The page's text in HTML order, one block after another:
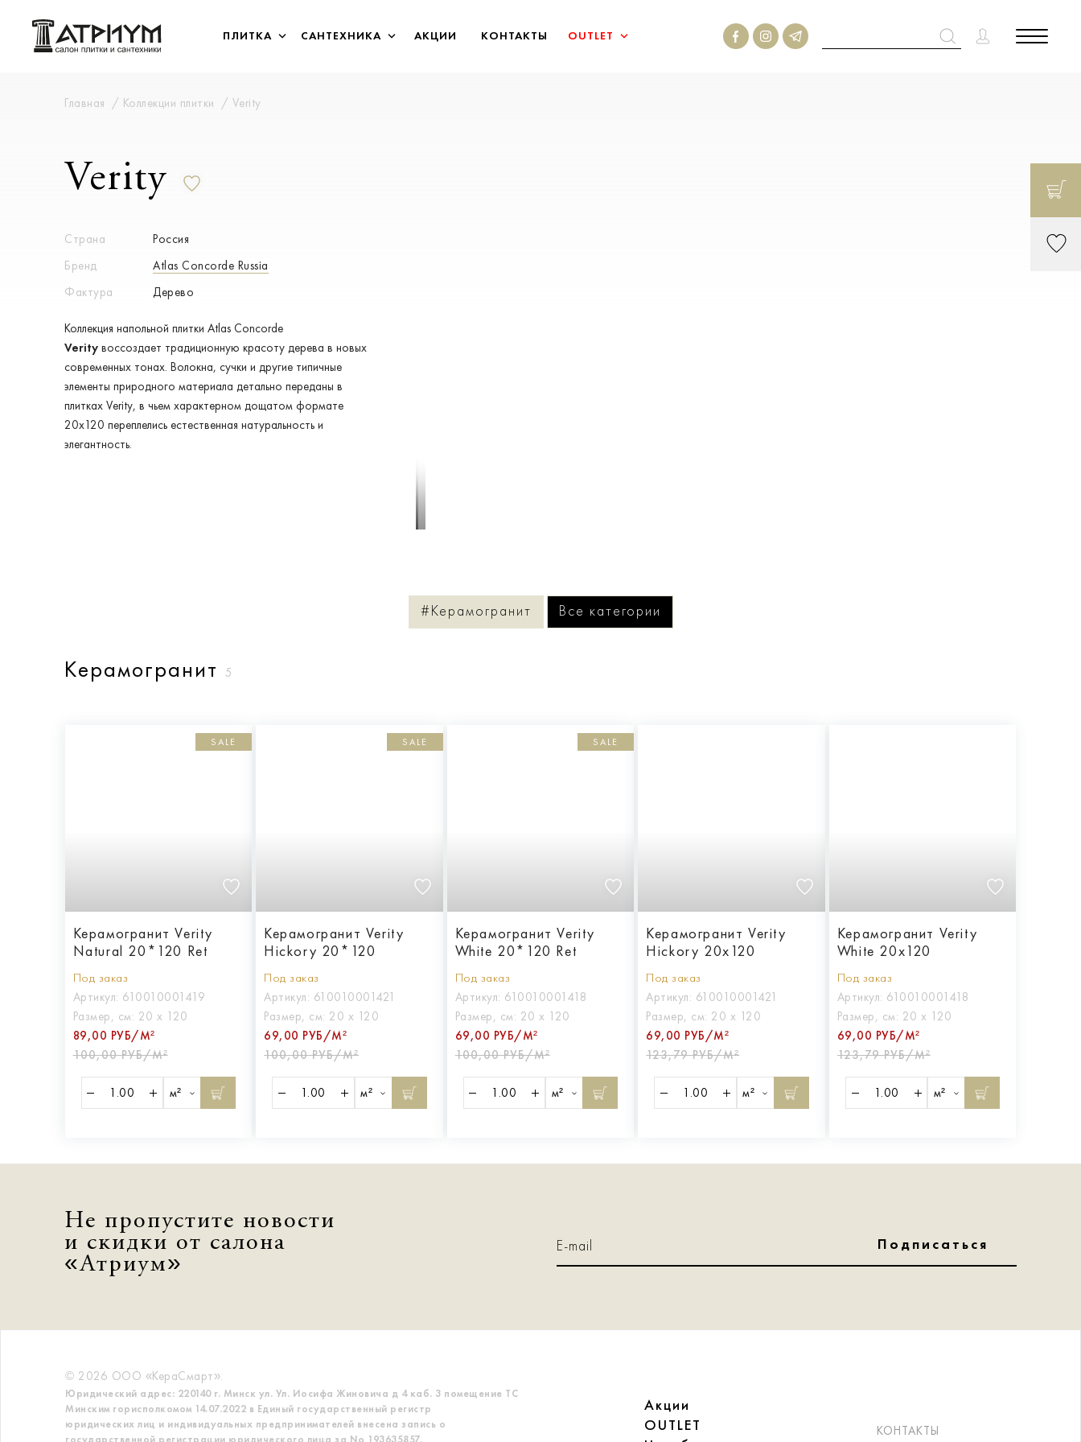
ПЛИТКА САНТЕХНИКА АКЦИИ КОНТАКТЫ OUTLET
Главная Коллекции плитки Verity
Verity
Страна
Россия
Бренд
Atlas Concorde Russia
Фактура
Дерево
Коллекция напольной плитки Atlas Concorde
Verity воссоздает традиционную красоту дерева в новых
современных тонах. Волокна, сучки и другие типичные
элементы природного материала детально переданы в
плитках Verity, в чьем характерном дощатом формате
20x120 переплелись естественная натуральность и
элегантность.
#Керамогранит Все категории
Керамогранит 5
SALE
Керамогранит Verity
Natural 20*120 Ret
Под заказ
Артикул: 610010001419
Размер, см: 20 х 120
89,00 РУБ/М²
100,00 РУБ/М²
м²
SALE
Керамогранит Verity
Hickory 20*120
Под заказ
Артикул: 610010001421
Размер, см: 20 х 120
69,00 РУБ/М²
100,00 РУБ/М²
м²
SALE
Керамогранит Verity
White 20*120 Ret
Под заказ
Артикул: 610010001418
Размер, см: 20 х 120
69,00 РУБ/М²
100,00 РУБ/М²
м²
Керамогранит Verity
Hickory 20x120
Под заказ
Артикул: 610010001421
Размер, см: 20 х 120
69,00 РУБ/М²
123,79 РУБ/М²
м²
Керамогранит Verity
White 20x120
Под заказ
Артикул: 610010001418
Размер, см: 20 х 120
69,00 РУБ/М²
123,79 РУБ/М²
м²
Не пропустите новости
и скидки от салона
«Атриум»
Подписаться
© 2026 ООО «КераСмарт».
Юридический адрес: 220140 г. Минск ул. Ул. Иосифа Жиновича д 4 каб. 3 помещение ТС
Минским горисполкомом 14.07.2022 в Единый государственный регистр
юридических лиц и индивидуальных предпринимателей внесена запись о
государственной регистрации юридического лица за No 193635857.
Акции
OUTLET
КОНТАКТЫ